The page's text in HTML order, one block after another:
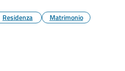
Residenza Matrimonio